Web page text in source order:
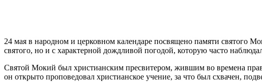
24 мая в народном и церковном календаре посвящено памяти святого
святого, но и с характерной дождливой погодой, которую часто
Святой Мокий был христианским пресвитером, жившим во времена
он открыто проповедовал христианское учение, за что был схвачен,